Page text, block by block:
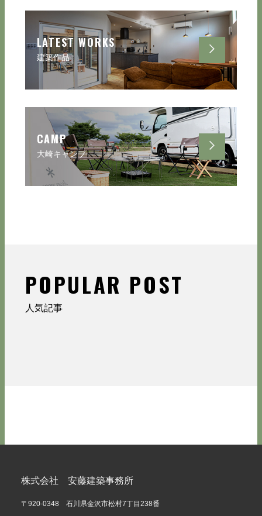
LATEST WORKS
建築作品
CAMP
大崎キャンプ
POPULAR POST
人気記事
株式会社 安藤建築事務所
〒920-0348 石川県金沢市松村7丁目238番